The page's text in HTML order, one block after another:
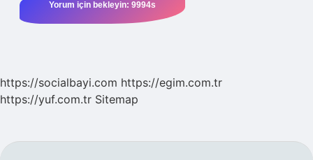
https://socialbayi.com https://egim.com.tr
https://yuf.com.tr Sitemap